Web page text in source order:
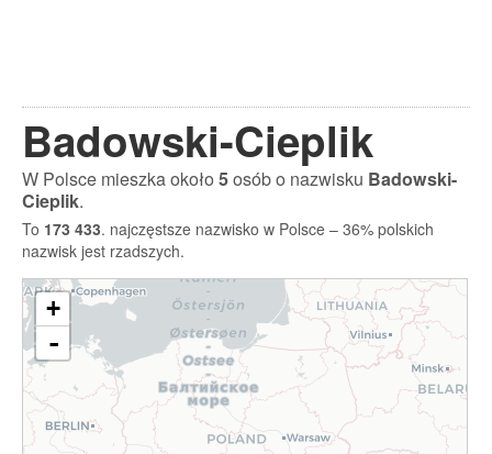
Badowski-Cieplik
W Polsce mieszka około5osób o nazwisku Badowski-
Cieplik.
To 173 433. najczęstsze nazwisko w Polsce – 36% polskich
nazwisk jest rzadszych.
+
-